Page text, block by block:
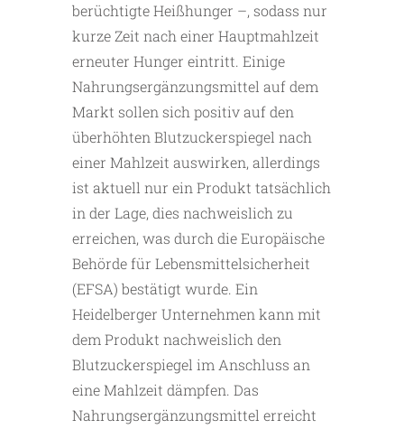
berüchtigte Heißhunger –, sodass nur
kurze Zeit nach einer Hauptmahlzeit
erneuter Hunger eintritt. Einige
Nahrungsergänzungsmittel auf dem
Markt sollen sich positiv auf den
überhöhten Blutzuckerspiegel nach
einer Mahlzeit auswirken, allerdings
ist aktuell nur ein Produkt tatsächlich
in der Lage, dies nachweislich zu
erreichen, was durch die Europäische
Behörde für Lebensmittelsicherheit
(EFSA) bestätigt wurde. Ein
Heidelberger Unternehmen kann mit
dem Produkt nachweislich den
Blutzuckerspiegel im Anschluss an
eine Mahlzeit dämpfen. Das
Nahrungsergänzungsmittel erreicht